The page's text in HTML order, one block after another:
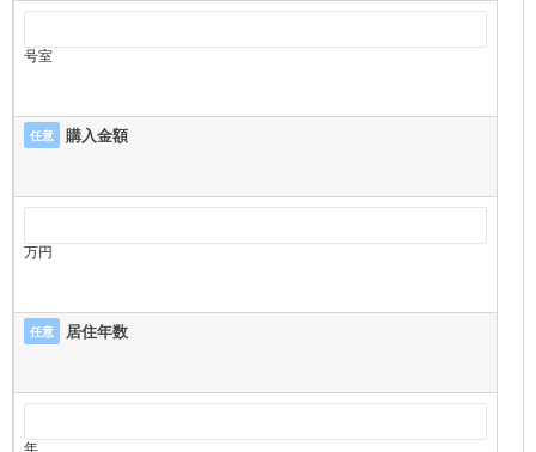
号室
任意 購入金額
万円
任意 居住年数
年